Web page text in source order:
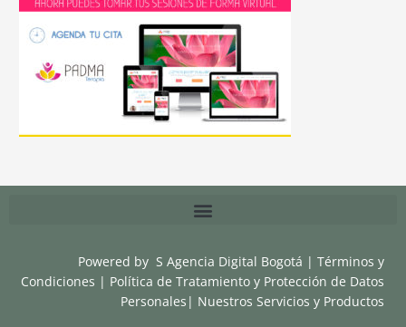
Powered by S Agencia Digital Bogotá |Términos y
Condiciones | Política de Tratamiento y Protección de Datos
Personales | Nuestros Servicios y Productos